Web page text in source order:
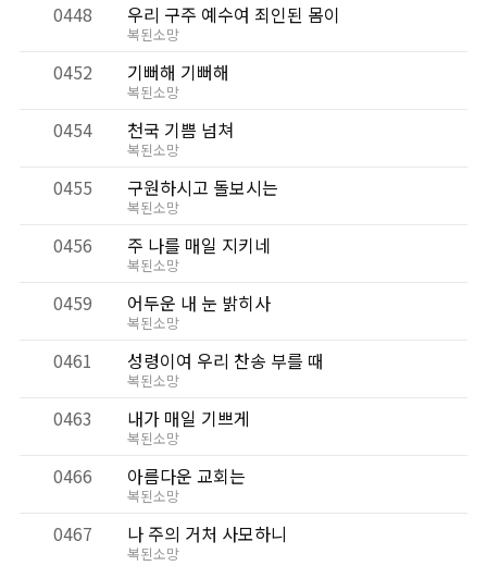
0448 우리 구주 예수여 죄인된 몸이
복된소망
0452 기뻐해 기뻐해
복된소망
0454 천국 기쁨 넘쳐
복된소망
0455 구원하시고 돌보시는
복된소망
0456 주 나를 매일 지키네
복된소망
0459 어두운 내 눈 밝히사
복된소망
0461 성령이여 우리 찬송 부를 때
복된소망
0463 내가 매일 기쁘게
복된소망
0466 아름다운 교회는
복된소망
0467 나 주의 거처 사모하니
복된소망